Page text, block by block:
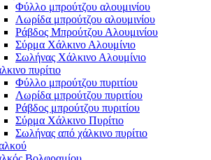
Φύλλο μπρούτζου αλουμινίου
Λωρίδα μπρούτζου αλουμινίου
Ράβδος Μπρούτζου Αλουμινίου
Σύρμα Χάλκινο Αλουμίνιο
Σωλήνας Χάλκινο Αλουμίνιο
πυρίτιο
Φύλλο μπρούτζου πυριτίου
Λωρίδα μπρούτζου πυριτίου
Ράβδος μπρούτζου πυριτίου
Σύρμα Χάλκινο Πυρίτιο
Σωλήνας από χάλκινο πυρίτιο